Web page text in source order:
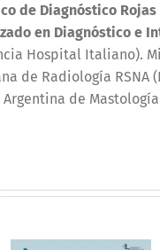
de Diagnóstico Rojas
en Diagnóstico e
Hospital Italiano).
de Radiología RSNA
de